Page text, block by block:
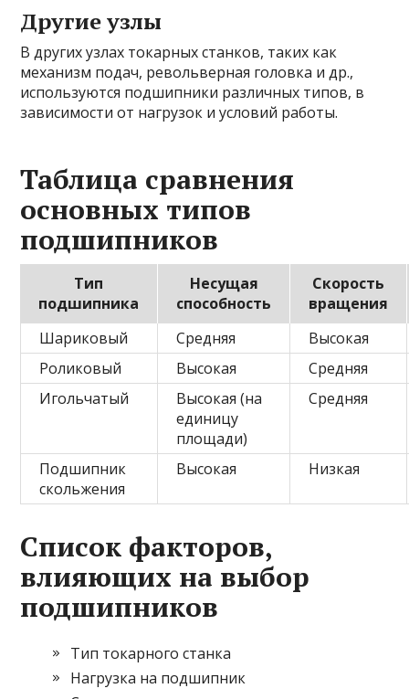
Другие узлы
В других узлах токарных станков, таких как
механизм подач, револьверная головка и др.,
используются подшипники различных типов, в
зависимости от нагрузок и условий работы.
Таблица сравнения
основных типов
подшипников
Тип
подшипника
Несущая
способность
Скорость
вращения
Шариковый
Средняя
Высокая
Роликовый
Высокая
Средняя
Игольчатый
Высокая (на
единицу
площади)
Средняя
Подшипник
скольжения
Высокая Низкая
Список факторов,
влияющих на выбор
подшипников
Тип токарного станка
Нагрузка на подшипник